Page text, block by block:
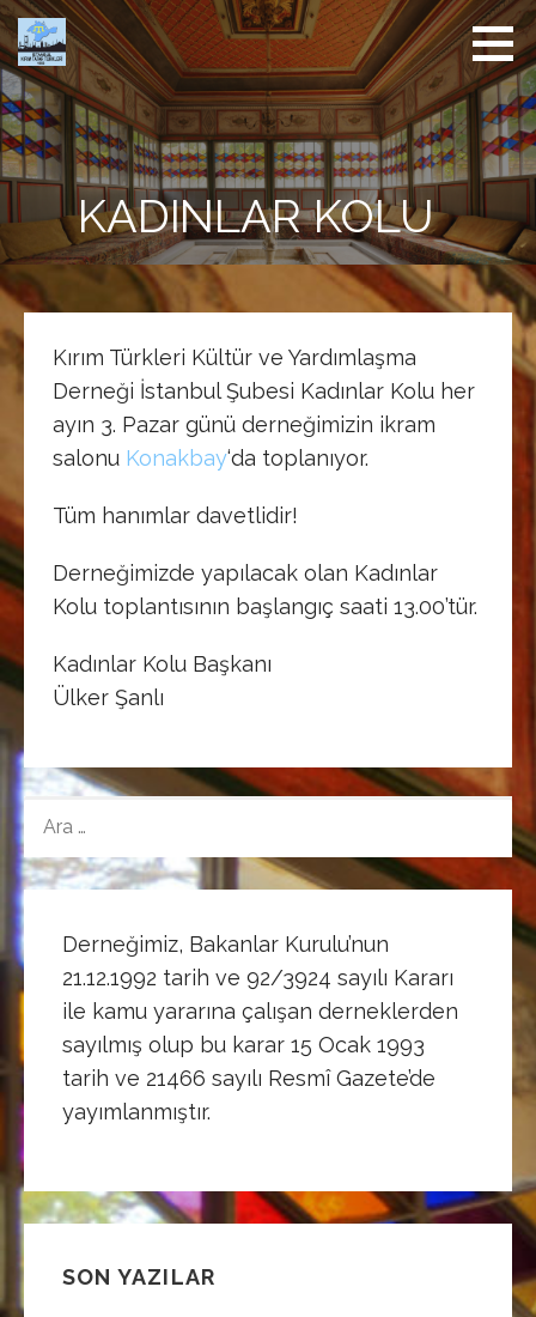
İçeriğe
atla
İstanbul
Kırım
Derneği
KADINLAR KOLU
Kırım Türkleri Kültür ve Yardımlaşma
Derneği İstanbul Şubesi Kadınlar Kolu her
ayın 3. Pazar günü derneğimizin ikram
salonu Konakbay‘da toplanıyor.
Tüm hanımlar davetlidir!
Derneğimizde yapılacak olan Kadınlar
Kolu toplantısının başlangıç saati 13.00’tür.
Kadınlar Kolu Başkanı
Ülker Şanlı
Derneğimiz, Bakanlar Kurulu’nun
21.12.1992 tarih ve 92/3924 sayılı Kararı
ile kamu yararına çalışan derneklerden
sayılmış olup bu karar 15 Ocak 1993
tarih ve 21466 sayılı Resmî Gazete’de
yayımlanmıştır.
SON YAZILAR